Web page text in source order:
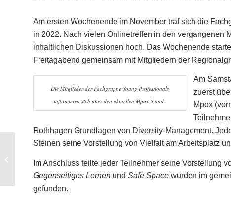
Am ersten Wochenende im November traf sich die
in 2022. Nach vielen Onlinetreffen in den vergangenen
inhaltlichen Diskussionen hoch. Das Wochenende
Freitagabend gemeinsam mit Mitgliedern der
Die Mitglieder der Fachgruppe Young Professionals
informieren sich über den aktuellen Mpox-Stand.
Am
zuerst
Mpox
Rothhagen Grundlagen von Diversity-Management.
Steinen seine Vorstellung von Vielfalt am Arbeitsplatz
Im Anschluss teilte jeder Teilnehmer seine Vorstellung
Gegenseitiges Lernen und Safe Space wurden im
gefunden.
Future-Leaders-
macht einen Arbeitgeber
wirklich attr...